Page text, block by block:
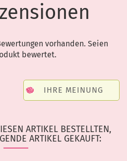
vorhanden. Seien
bewertet.
IHRE MEINUNG
ARTIKEL BESTELLTEN,
ARTIKEL GEKAUFT: